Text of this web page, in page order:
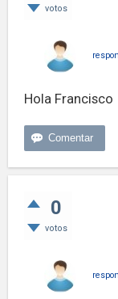
votos
Hola Francisco
0
votos